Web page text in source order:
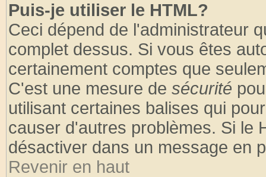
Puis-je utiliser le HTML?
Ceci dépend de l'administrateur
complet dessus. Si vous êtes
certainement comptes que
C'est une mesure de sécurité
utilisant certaines balises qui
causer d'autres problèmes. Si le
désactiver dans un message en
Revenir en haut